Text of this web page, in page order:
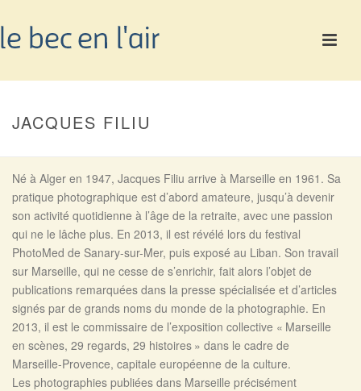
JACQUES FILIU
Né à Alger en 1947, Jacques Filiu arrive à Marseille en 1961. Sa
pratique photographique est d’abord amateure, jusqu’à devenir
son activité quotidienne à l’âge de la retraite, avec une passion
qui ne le lâche plus. En 2013, il est révélé lors du festival
PhotoMed de Sanary-sur-Mer, puis exposé au Liban. Son travail
sur Marseille, qui ne cesse de s’enrichir, fait alors l’objet de
publications remarquées dans la presse spécialisée et d’articles
signés par de grands noms du monde de la photographie. En
2013, il est le commissaire de l’exposition collective « Marseille
en scènes, 29 regards, 29 histoires » dans le cadre de
Marseille-Provence, capitale européenne de la culture.
Les photographies publiées dans Marseille précisément